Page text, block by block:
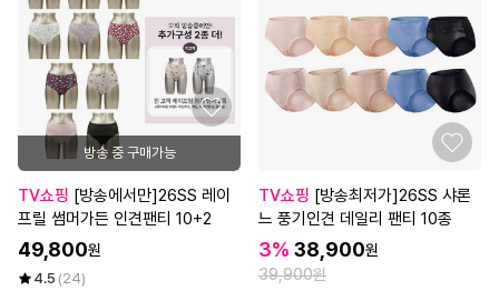
방송 중 구매가능
TV쇼핑
프릴 썸머가든 인견팬티 10+2
49,800원
4.5 (24)
TV쇼핑
느 풍기인견 데일리 팬티 10종
3% 38,900원
39,900원